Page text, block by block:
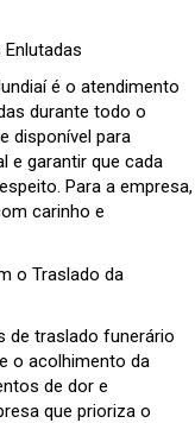
é o atendimento
durante todo o
disponível para
e garantir que cada
Para a empresa,
carinho e
o Traslado da
de traslado funerário
o acolhimento da
de dor e
que prioriza o